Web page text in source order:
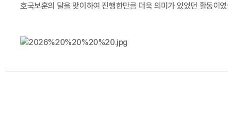
호국보훈의 달을 맞이하여 진행한만큼 더욱 의미가 있었던 활동이